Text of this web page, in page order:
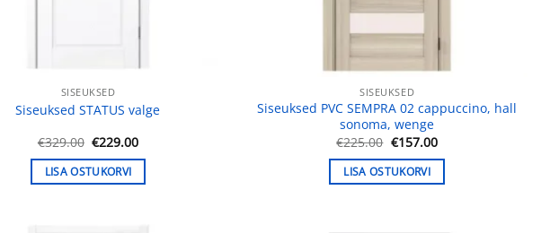
SISEUKSED
Siseuksed STATUS valge
€329.00 Algne
oli:
€329.00.
€229.00Praegune
on:
LISA OSTUKORVI
SISEUKSED
Siseuksed PVC SEMPRA 02 cappuccino, hall
sonoma, wenge
€225.00 Algne
oli:
€225.00.
€157.00Praegune
on:
LISA OSTUKORVI